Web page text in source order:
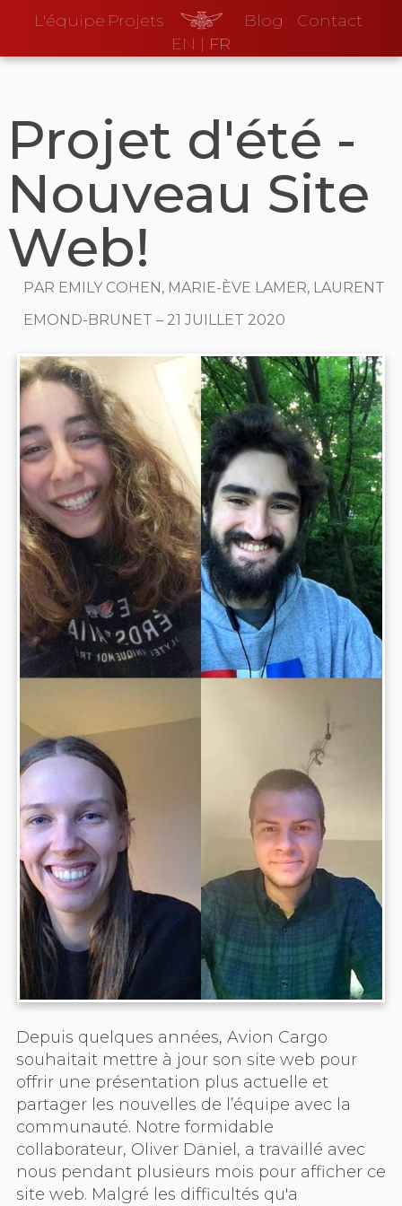
L'équipe Projets Blog
Contact
EN | FR
Projet d'été -
Nouveau Site
Web!
Par Emily Cohen, Marie-Ève Lamer, Laurent
Emond-Brunet–21 juillet 2020
Depuis quelques années, Avion Cargo
souhaitait mettre à jour son site web pour
offrir une présentation plus actuelle et
partager les nouvelles de l’équipe avec la
communauté. Notre formidable
collaborateur, Oliver Daniel, a travaillé avec
nous pendant plusieurs mois pour afficher ce
site web. Malgré les difficultés qu'a